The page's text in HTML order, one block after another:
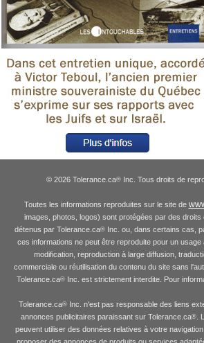
© 2026 Tolerance.ca®Inc. Tous droits de
Toutes les informations reproduites sur le site de
images, photos, logos) sont protégées par des droits
détenus par Tolerance.ca® Inc. ou, dans certains cas,
ces informations ne peut être reproduite pour un usage
modification, reproduction à large diffusion,
commerciale ou réutilisation du contenu du site sans
Tolerance.ca® Inc. est strictement interdite. Pour
Tolerance.ca® Inc. n'est pas responsable des liens
annonces publicitaires paraissant sur Tolerance.ca®.
peuvent utiliser des données relatives à votre